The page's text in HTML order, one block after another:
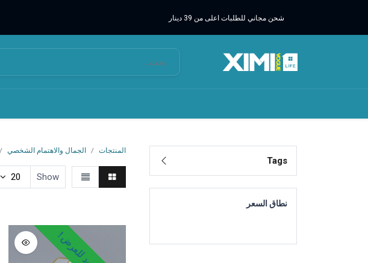
شحن مجاني للطلبات اعلى من 39 دينار
Tags
نطاق السعر
المنتجات الجمال والاهتمام الشخصي
Show
20